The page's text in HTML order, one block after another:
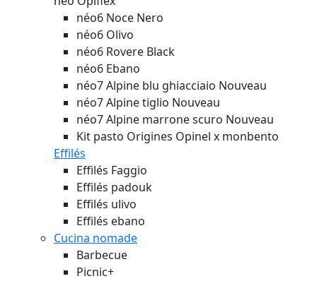
néo6 Noce Nero
néo6 Olivo
néo6 Rovere Black
néo6 Ebano
néo7 Alpine blu ghiacciaio Nouveau
néo7 Alpine tiglio Nouveau
néo7 Alpine marrone scuro Nouveau
Kit pasto Origines Opinel x monbento
Effilés
Effilés Faggio
Effilés padouk
Effilés ulivo
Effilés ebano
Cucina nomade
Barbecue
Picnic+